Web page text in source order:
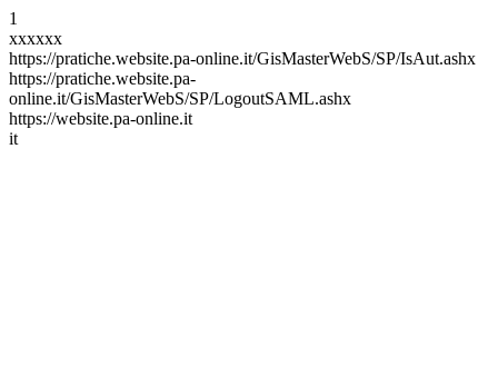
1
xxxxxx
https://pratiche.website.pa-online.it/GisMasterWebS/SP/IsAut.ashx
https://pratiche.website.pa-
online.it/GisMasterWebS/SP/LogoutSAML.ashx
https://website.pa-online.it
it